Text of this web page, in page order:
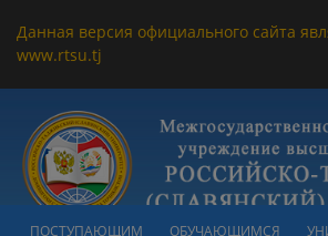
Данная версия официального сайта
www.rtsu.tj
ПОСТУПАЮЩИМ ОБУЧАЮЩИМСЯ